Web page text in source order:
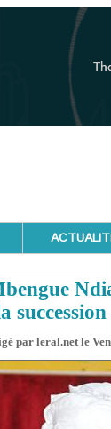
par leral.net le